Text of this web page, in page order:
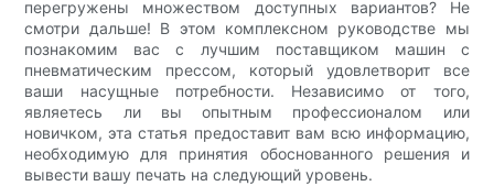
перегружены множеством доступных вариантов? Не
смотри дальше! В этом комплексном руководстве мы
познакомим вас с лучшим поставщиком машин с
пневматическим прессом, который удовлетворит все
ваши насущные потребности. Независимо от того,
являетесь ли вы опытным профессионалом или
новичком, эта статья предоставит вам всю информацию,
необходимую для принятия обоснованного решения и
вывести вашу печать на следующий уровень.